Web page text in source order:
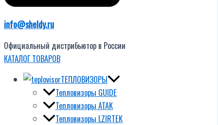
info@sheldy.ru
Официальный дистрибьютор в России
КАТАЛОГ ТОВАРОВ
ТЕПЛОВИЗОРЫ
Тепловизоры GUIDE
Тепловизоры ATAK
Тепловизоры LZIRTEK